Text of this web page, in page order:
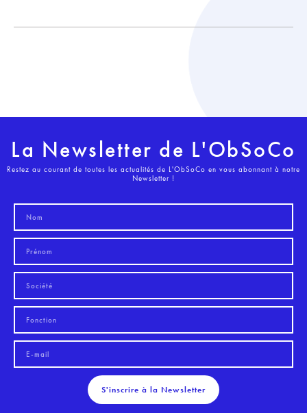
La Newsletter de L'ObSoCo
Restez au courant de toutes les actualités de L'ObSoCo en vous abonnant à notre
Newsletter !
S'inscrire à la Newsletter